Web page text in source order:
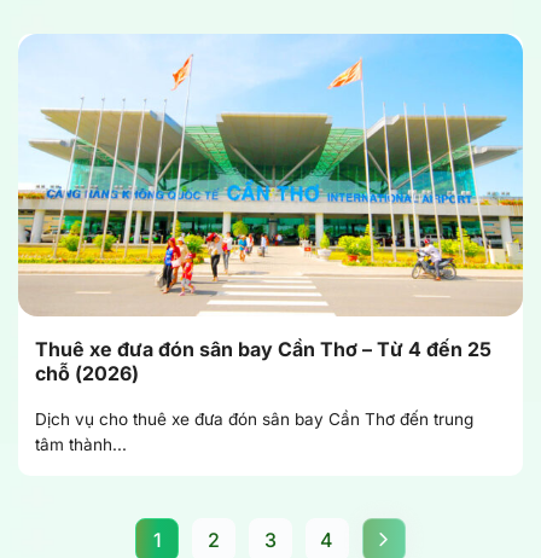
Thuê xe đưa đón sân bay Cần Thơ – Từ 4 đến 25
chỗ (2026)
Dịch vụ cho thuê xe đưa đón sân bay Cần Thơ đến trung
tâm thành...
1 2 3 4